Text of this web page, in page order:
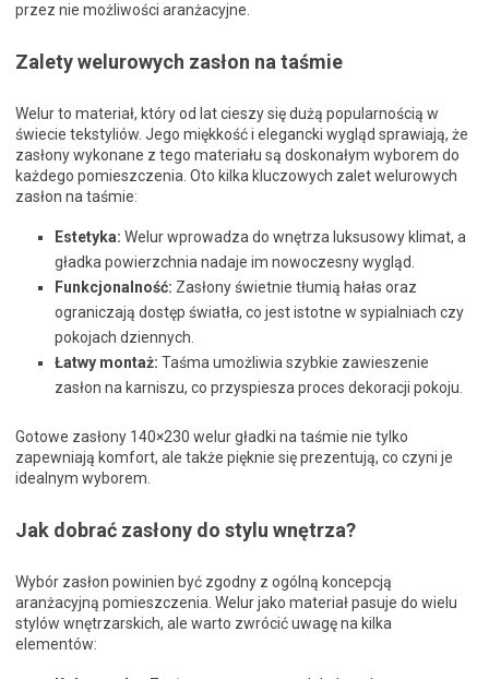
przez nie możliwości aranżacyjne.
Zalety welurowych zasłon na taśmie
Welur to materiał, który od lat cieszy się dużą popularnością w
świecie tekstyliów. Jego miękkość i elegancki wygląd sprawiają, że
zasłony wykonane z tego materiału są doskonałym wyborem do
każdego pomieszczenia. Oto kilka kluczowych zalet welurowych
zasłon na taśmie:
Estetyka: Welur wprowadza do wnętrza luksusowy klimat, a
gładka powierzchnia nadaje im nowoczesny wygląd.
Funkcjonalność: Zasłony świetnie tłumią hałas oraz
ograniczają dostęp światła, co jest istotne w sypialniach czy
pokojach dziennych.
Łatwy montaż: Taśma umożliwia szybkie zawieszenie
zasłon na karniszu, co przyspiesza proces dekoracji pokoju.
Gotowe zasłony 140×230 welur gładki na taśmie nie tylko
zapewniają komfort, ale także pięknie się prezentują, co czyni je
idealnym wyborem.
Jak dobrać zasłony do stylu wnętrza?
Wybór zasłon powinien być zgodny z ogólną koncepcją
aranżacyjną pomieszczenia. Welur jako materiał pasuje do wielu
stylów wnętrzarskich, ale warto zwrócić uwagę na kilka
elementów: